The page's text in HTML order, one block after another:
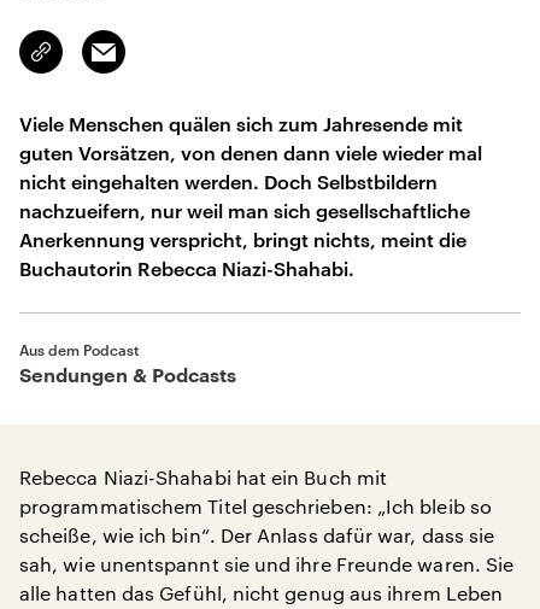
Link
kopieren/teilen
Email
Viele Menschen quälen sich zum Jahresende mit
guten Vorsätzen, von denen dann viele wieder mal
nicht eingehalten werden. Doch Selbstbildern
nachzueifern, nur weil man sich gesellschaftliche
Anerkennung verspricht, bringt nichts, meint die
Buchautorin Rebecca Niazi-Shahabi.
Aus dem Podcast
Sendungen & Podcasts
Rebecca Niazi-Shahabi hat ein Buch mit
programmatischem Titel geschrieben: „Ich bleib so
scheiße, wie ich bin“. Der Anlass dafür war, dass sie
sah, wie unentspannt sie und ihre Freunde waren. Sie
alle hatten das Gefühl, nicht genug aus ihrem Leben